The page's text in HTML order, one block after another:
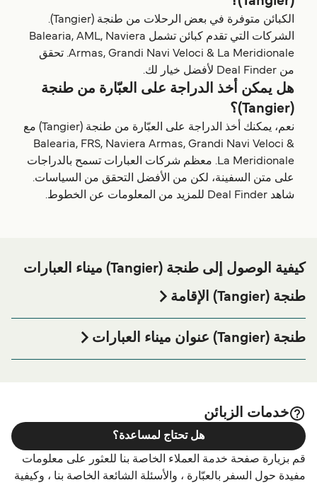
الكبائن متوفرة في بعض الرحلات من طنجة (‎(Tangier.
الشركات التي تقدم كبائن تشمل Balearia, AML, Naviera
Armas, Grandi Navi Veloci & La Meridionale. تحقق
من Deal Finder لأفضل خيار لك.
هل يمكن أخذ الدراجة على العبّارة من طنجة
نعم، يمكنك أخذ الدراجة على العبّارة من طنجة (‎(Tangier مع
Balearia, FRS, Naviera Armas, Grandi Navi Veloci &
La Meridionale. معظم شركات العبارات تسمح بالدراجات
على متن السفينة، لكن من الأفضل التحقق من السياسات.
شاهد Deal Finder للمزيد من المعلومات عن الخطوط.
كيفية الوصول إلى طنجة (‎(Tangier ميناء العبارات
طنجة (‎(Tangier الإقامة
ميناء العبارة قبل أو بعد رحلتك أو إذا كنت تبحث عن أماكن السكن
لإقامتك بالكامل، يرجى زيارة موقعنا على
طنجة (‎(Tangier عنوان ميناء العبارات
خدمات الزبائن
قم بزيارة صفحة خدمة العملاء الخاصة بنا للعثور على معلومات
مفيدة حول السفر بالعبّارة ، والأسئلة الشائعة الخاصة بنا ، وكيفية
هل تحتاج لمساعدة؟